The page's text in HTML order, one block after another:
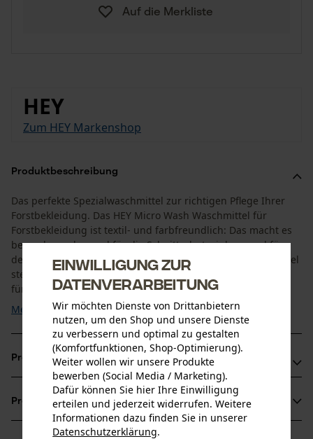
Auf die Merkliste
HEY
Zum HEY Markenshop
Produktbeschreibung
Das perfekte Spezialwaschmittel zur richtigen Pflege Ihrer
Forstbekleidung. Das HEY Micro Wash Waschmittel für
Forstbekleidung ist textil- und farbfreundlich: Das macht es
besonders schonend für die Schnittschutzeinlage und für
den Erhalt der Signalfarbe. Das HEY Micro Wash Waschmittel
stellt die ursprüngliche Faserstruktur wieder her und sorgt
für den optimalen Transport von ...
Mehr anzeigen
Produktvorteile
Reinigt und erhält die Funktion Ihrer Schutzkleidung
Das Waschmittel für Arbeitskleidung reaktiviert die
Produktinformationen
Einwilligung zur
Datenverarbeitung
Wir möchten Dienste von Drittanbietern
nutzen, um den Shop und unsere Dienste
zu verbessern und optimal zu gestalten
(Komfortfunktionen, Shop-Optimierung).
Weiter wollen wir unsere Produkte
bewerben (Social Media / Marketing).
Dafür können Sie hier Ihre Einwilligung
erteilen und jederzeit widerrufen. Weitere
Informationen dazu finden Sie in unserer
Datenschutzerklärung.